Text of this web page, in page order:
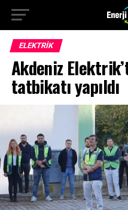
ELEKTRİK
Akdeniz
tatbikatı yapıldı